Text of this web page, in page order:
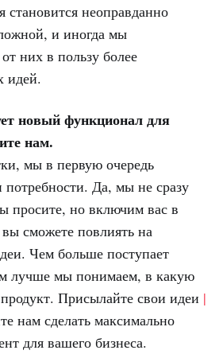
становится неоправданно
и иногда мы
них в пользу более
идей.
новый функционал для
нам.
мы в первую очередь
Да, мы не сразу
просите, но включим вас в
сможете повлиять на
Чем больше поступает
лучше мы понимаем, в какую
Присылайте свои идеи |
нам сделать максимально
для вашего бизнеса.